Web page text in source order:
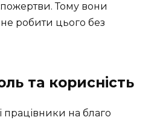
Тому вони
робити цього без
та корисність
на благо